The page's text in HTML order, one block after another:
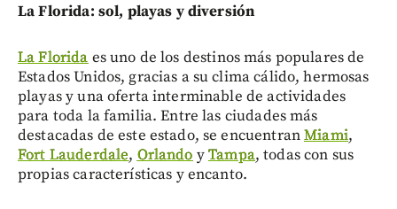
La Florida: sol, playas y diversión
La Florida es uno de los destinos más populares de
Estados Unidos, gracias a su clima cálido, hermosas
playas y una oferta interminable de actividades
para toda la familia. Entre las ciudades más
destacadas de este estado, se encuentranMiami,
Fort Lauderdale, Orlando yTampa, todas con sus
propias características y encanto.